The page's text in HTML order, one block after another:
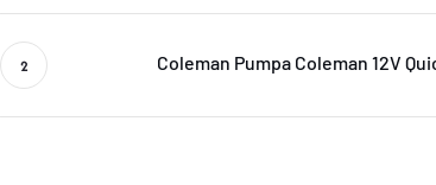
Coleman Pumpa Coleman 12V